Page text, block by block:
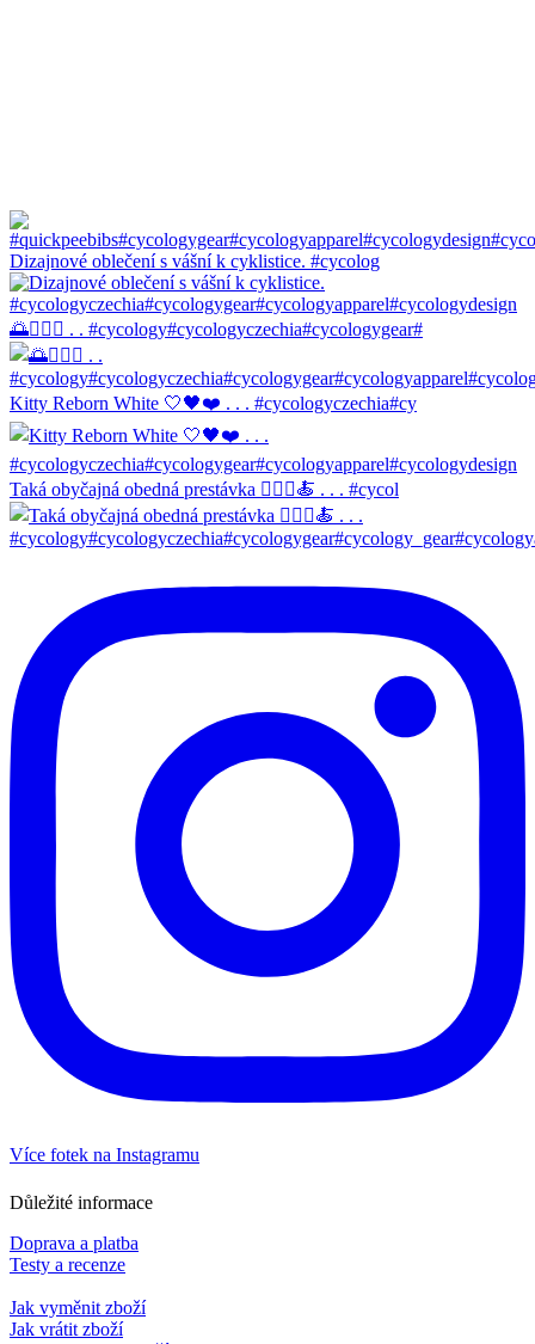
Dizajnové oblečení s vášní k cyklistice. #cycolog
🌅🚴🏼‍♀️ . . #cycology#cycologyczechia#cycologygear#
Kitty Reborn White 🤍🖤❤️ . . . #cycologyczechia#cy
Taká obyčajná obedná prestávka 🚴🏼‍♀️🍝 . . . #cycol
Více fotek na Instagramu
Důležité informace
Doprava a platba
Testy a recenze
Jak vyměnit zboží
Jak vrátit zboží